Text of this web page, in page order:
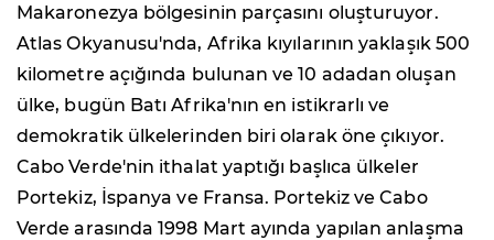
Makaronezya bölgesinin parçasını oluşturuyor.
Atlas Okyanusu'nda, Afrika kıyılarının yaklaşık 500
kilometre açığında bulunan ve 10 adadan oluşan
ülke, bugün Batı Afrika'nın en istikrarlı ve
demokratik ülkelerinden biri olarak öne çıkıyor.
Cabo Verde'nin ithalat yaptığı başlıca ülkeler
Portekiz, İspanya ve Fransa. Portekiz ve Cabo
Verde arasında 1998 Mart ayında yapılan anlaşma